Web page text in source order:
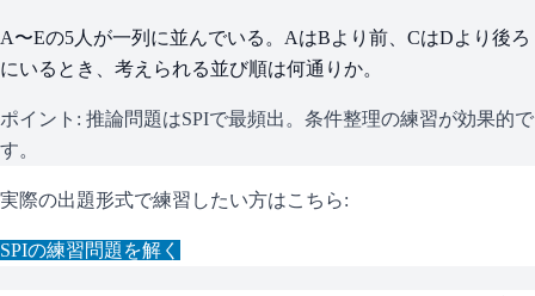
A〜Eの5人が一列に並んでいる。AはBより前、CはDより後ろ
にいるとき、考えられる並び順は何通りか。
ポイント: 推論問題はSPIで最頻出。条件整理の練習が効果的で
す。
実際の出題形式で練習したい方はこちら:
SPIの練習問題を解く